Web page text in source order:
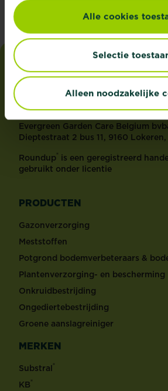
Alle cookies
Selectie
Alleen noodzakelijke
ilovemygarden
ADRES
Evergreen Garden Care Belgium
Dieptestraat 2 bus 11, 9160
Roundup® is een geregistreerd
gebruikt onder licentie
PRODUCTEN
Gazonverzorging
Meststoffen
Potgrond bodemverbeteraars &
Plantenverzorging- en bescherming
Onkruidbestrijding
Ongediertebestrijding
Groene aanslagreiniger
MERKEN
Substral®
KB®